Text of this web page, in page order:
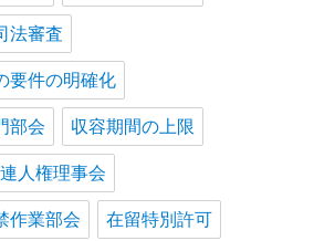
法審査
要件の明確化
部会 収容期間の上限
人権理事会
作業部会 在留特別許可